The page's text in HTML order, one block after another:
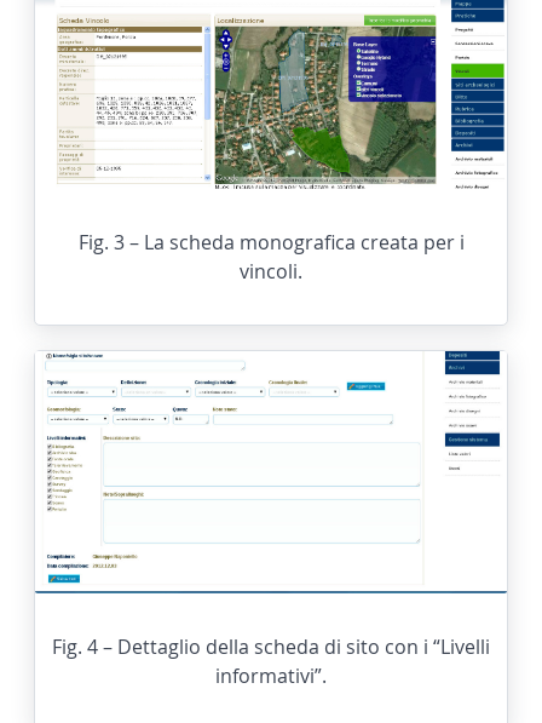
Fig. 3 – La scheda monografica creata per i
vincoli.
Fig. 4 – Dettaglio della scheda di sito con i “Livelli
informativi”.